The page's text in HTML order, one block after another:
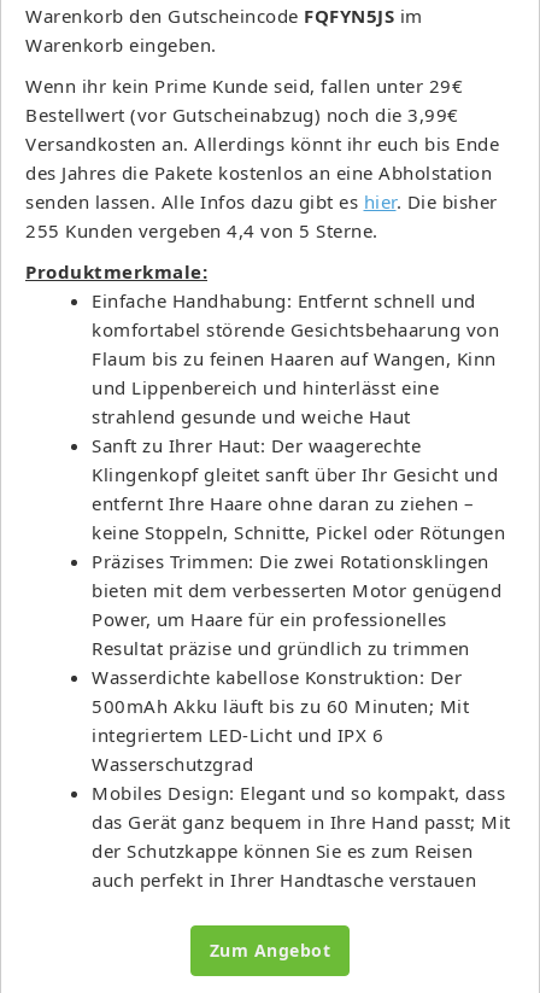
Warenkorb den Gutscheincode FQFYN5JS im
Warenkorb eingeben.
Wenn ihr kein Prime Kunde seid, fallen unter 29€
Bestellwert (vor Gutscheinabzug) noch die 3,99€
Versandkosten an. Allerdings könnt ihr euch bis Ende
des Jahres die Pakete kostenlos an eine Abholstation
senden lassen. Alle Infos dazu gibt es hier. Die bisher
255 Kunden vergeben 4,4 von 5 Sterne.
Produktmerkmale:
Einfache Handhabung: Entfernt schnell und
komfortabel störende Gesichtsbehaarung von
Flaum bis zu feinen Haaren auf Wangen, Kinn
und Lippenbereich und hinterlässt eine
strahlend gesunde und weiche Haut
Sanft zu Ihrer Haut: Der waagerechte
Klingenkopf gleitet sanft über Ihr Gesicht und
entfernt Ihre Haare ohne daran zu ziehen –
keine Stoppeln, Schnitte, Pickel oder Rötungen
Präzises Trimmen: Die zwei Rotationsklingen
bieten mit dem verbesserten Motor genügend
Power, um Haare für ein professionelles
Resultat präzise und gründlich zu trimmen
Wasserdichte kabellose Konstruktion: Der
500mAh Akku läuft bis zu 60 Minuten; Mit
integriertem LED-Licht und IPX 6
Wasserschutzgrad
Mobiles Design: Elegant und so kompakt, dass
das Gerät ganz bequem in Ihre Hand passt; Mit
der Schutzkappe können Sie es zum Reisen
auch perfekt in Ihrer Handtasche verstauen
Zum Angebot